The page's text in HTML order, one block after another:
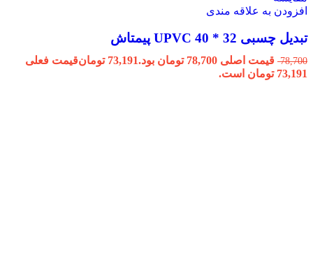
افزودن به علاقه مندی
تبدیل چسبی 32 * 40 UPVC پیمتاش
78,700 قیمت اصلی 78,700 تومان بود. 73,191 تومانقیمت فعلی
73,191 تومان است.